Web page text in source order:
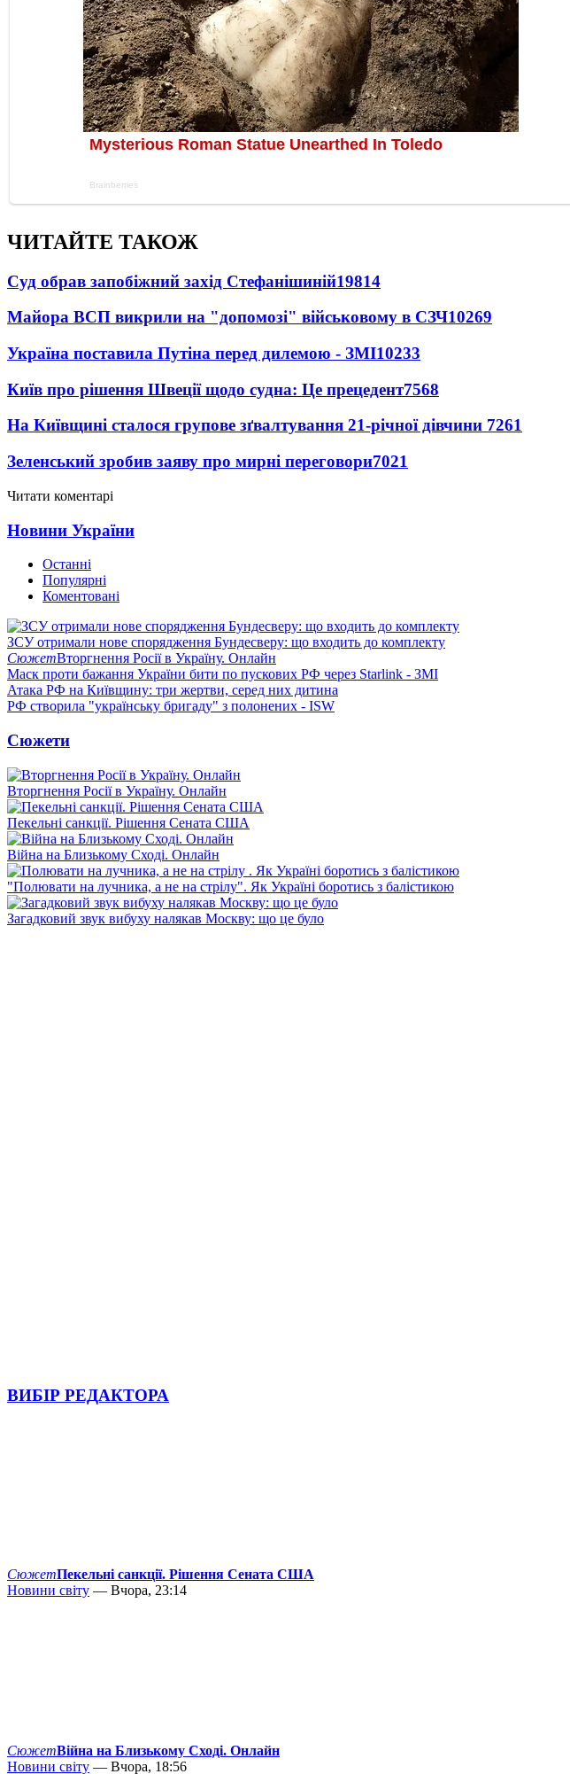
ЧИТАЙТЕ ТАКОЖ
Суд обрав запобіжний захід Стефанішиній19814
Майора ВСП викрили на "допомозі" військовому в СЗЧ10269
Україна поставила Путіна перед дилемою - ЗМІ10233
Київ про рішення Швеції щодо судна: Це прецедент7568
На Київщині сталося групове зґвалтування 21-річної дівчини 7261
Зеленський зробив заяву про мирні переговори7021
Читати коментарі
Новини України
Останні
Популярні
Коментовані
ЗСУ отримали нове спорядження Бундесверу: що входить до комплекту
СюжетВторгнення Росії в Україну. Онлайн
Маск проти бажання України бити по пускових РФ через Starlink - ЗМІ
Атака РФ на Київщину: три жертви, серед них дитина
РФ створила "українську бригаду" з полонених - ISW
Сюжети
Вторгнення Росії в Україну. Онлайн
Пекельні санкції. Рішення Сената США
Війна на Близькому Сході. Онлайн
"Полювати на лучника, а не на стрілу". Як Україні боротись з балістикою
Загадковий звук вибуху налякав Москву: що це було
ВИБІР РЕДАКТОРА
СюжетПекельні санкції. Рішення Сената США
Новини світу — Вчора, 23:14
СюжетВійна на Близькому Сході. Онлайн
Новини світу — Вчора, 18:56